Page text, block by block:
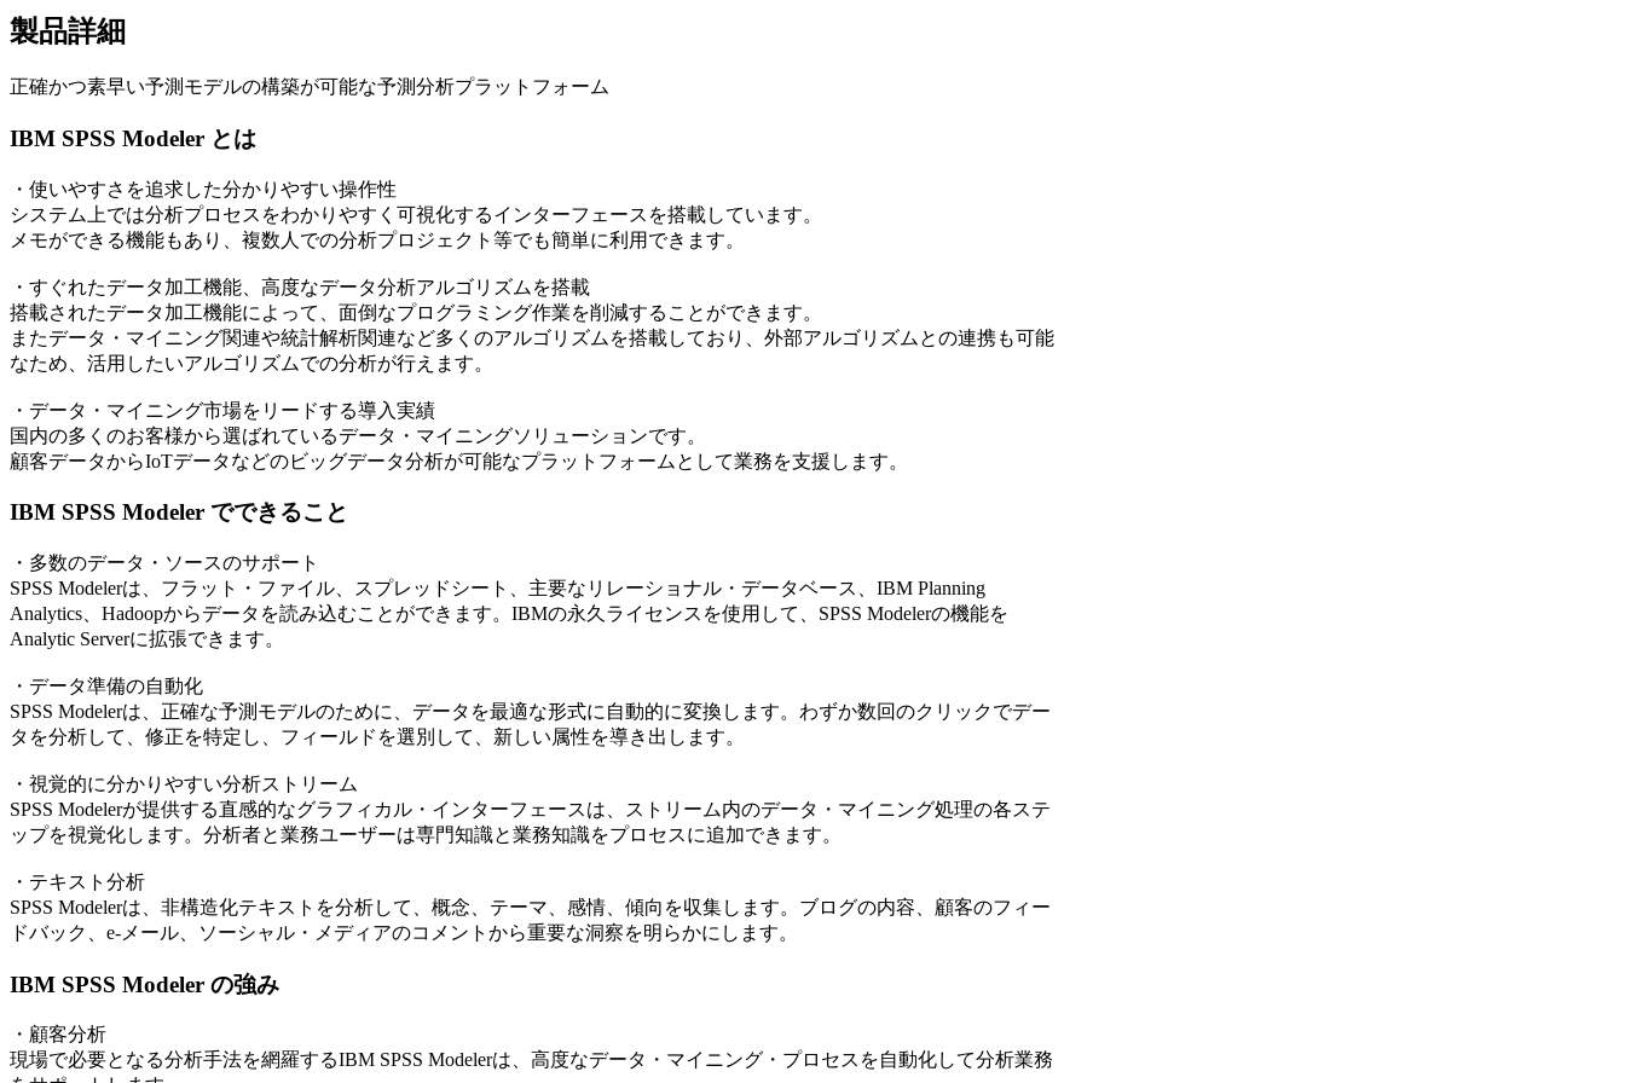
製品詳細
正確かつ素早い予測モデルの構築が可能な予測分析プラットフォーム
IBM SPSS Modeler とは
・使いやすさを追求した分かりやすい操作性
システム上では分析プロセスをわかりやすく可視化するインターフェースを搭載しています。
メモができる機能もあり、複数人での分析プロジェクト等でも簡単に利用できます。
・すぐれたデータ加工機能、高度なデータ分析アルゴリズムを搭載
搭載されたデータ加工機能によって、面倒なプログラミング作業を削減することができます。
またデータ・マイニング関連や統計解析関連など多くのアルゴリズムを搭載しており、外部アルゴリズムとの連携も可能
なため、活用したいアルゴリズムでの分析が行えます。
・データ・マイニング市場をリードする導入実績
国内の多くのお客様から選ばれているデータ・マイニングソリューションです。
顧客データからIoTデータなどのビッグデータ分析が可能なプラットフォームとして業務を支援します。
IBM SPSS Modeler でできること
・多数のデータ・ソースのサポート
SPSS Modelerは、フラット・ファイル、スプレッドシート、主要なリレーショナル・データベース、IBM Planning
Analytics、Hadoopからデータを読み込むことができます。IBMの永久ライセンスを使用して、SPSS Modelerの機能を
Analytic Serverに拡張できます。
・データ準備の自動化
SPSS Modelerは、正確な予測モデルのために、データを最適な形式に自動的に変換します。わずか数回のクリックでデー
タを分析して、修正を特定し、フィールドを選別して、新しい属性を導き出します。
・視覚的に分かりやすい分析ストリーム
SPSS Modelerが提供する直感的なグラフィカル・インターフェースは、ストリーム内のデータ・マイニング処理の各ステ
ップを視覚化します。分析者と業務ユーザーは専門知識と業務知識をプロセスに追加できます。
・テキスト分析
SPSS Modelerは、非構造化テキストを分析して、概念、テーマ、感情、傾向を収集します。ブログの内容、顧客のフィー
ドバック、e-メール、ソーシャル・メディアのコメントから重要な洞察を明らかにします。
IBM SPSS Modeler の強み
・顧客分析
現場で必要となる分析手法を網羅するIBM SPSS Modelerは、高度なデータ・マイニング・プロセスを自動化して分析業務